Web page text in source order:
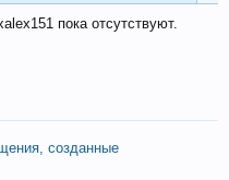
пока отсутствуют.
созданные